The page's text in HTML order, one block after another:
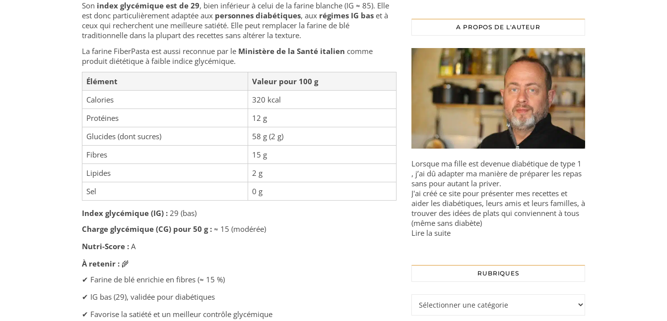
Son index glycémique est de 29, bien inférieur à celui de la farine blanche (IG ≈ 85). Elle
est donc particulièrement adaptée aux personnes diabétiques, aux régimes IG bas et à
ceux qui recherchent une meilleure satiété. Elle peut remplacer la farine de blé
traditionnelle dans la plupart des recettes sans altérer la texture.
La farine FiberPasta est aussi reconnue par le Ministère de la Santé italien comme
produit diététique à faible indice glycémique.
Élément
Valeur pour 100 g
Calories
320 kcal
Protéines
12 g
Glucides (dont sucres)
58 g (2 g)
Fibres
15 g
Lipides
2 g
Sel
0 g
Index glycémique (IG) : 29 (bas)
Charge glycémique (CG) pour 50 g : ≈ 15 (modérée)
Nutri-Score : A
À retenir : 🌾
✔ Farine de blé enrichie en fibres (≈ 15 %)
✔ IG bas (29), validée pour diabétiques
✔ Favorise la satiété et un meilleur contrôle glycémique
A PROPOS DE L'AUTEUR
Lorsque ma fille est devenue diabétique de type 1
, j’ai dû adapter ma manière de préparer les repas
sans pour autant la priver.
J'ai créé ce site pour présenter mes recettes et
aider les diabétiques, leurs amis et leurs familles, à
trouver des idées de plats qui conviennent à tous
(même sans diabète)
Lire la suite
RUBRIQUES